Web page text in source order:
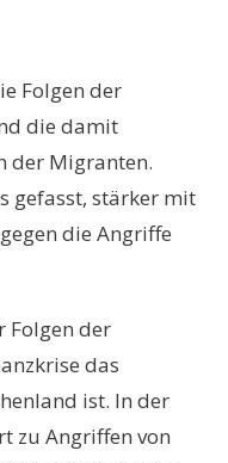
Folgen der
die damit
der Migranten.
gefasst, stärker mit
die Angriffe
Folgen der
das
ist. In der
zu Angriffen von